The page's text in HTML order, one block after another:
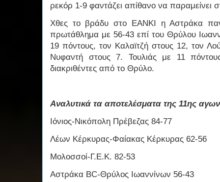
ρεκόρ 1-9 φαντάζει απίθανο να παραμείνει
Χθες το βράδυ στο ΕΑΝΚΙ η Αστράκα
πρωτάθλημα με 56-43 επί του Θρύλου
19 πόντους, τον Καλαϊτζή στους 12, τον
Νυφαντή στους 7. Τουλιάς με 11
διακριθέντες από το Θρύλο.
Αναλυτικά τα αποτελέσματα της 11ης
Ιόνιος-Νικόπολη Πρέβεζας 84-77
Λέων Κέρκυρας-Φαίακας Κέρκυρας 62-56
Μολοσσοί-Γ.Ε.Κ. 82-53
Αστράκα BC-Θρύλος Ιωαννίνων 56-43